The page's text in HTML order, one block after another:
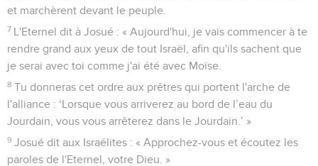
et marchèrent devant le peuple.
7 L'Eternel dit à Josué : « Aujourd'hui, je vais commencer à te
rendre grand aux yeux de tout Israël, afin qu'ils sachent que
je serai avec toi comme j'ai été avec Moïse.
8 Tu donneras cet ordre aux prêtres qui portent l'arche de
l'alliance : ‘Lorsque vous arriverez au bord de l’eau du
Jourdain, vous vous arrêterez dans le Jourdain.’ »
9 Josué dit aux Israélites : « Approchez-vous et écoutez les
paroles de l'Eternel, votre Dieu. »